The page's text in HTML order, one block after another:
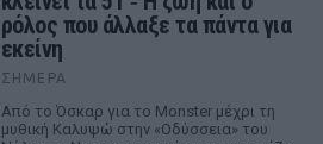
ρόλος που άλλαξε τα πάντα για
εκείνη
ΣΉΜΕΡΑ
Από το Όσκαρ για το Monster μέχρι τη
μυθική Καλυψώ στην «Οδύσσεια» του